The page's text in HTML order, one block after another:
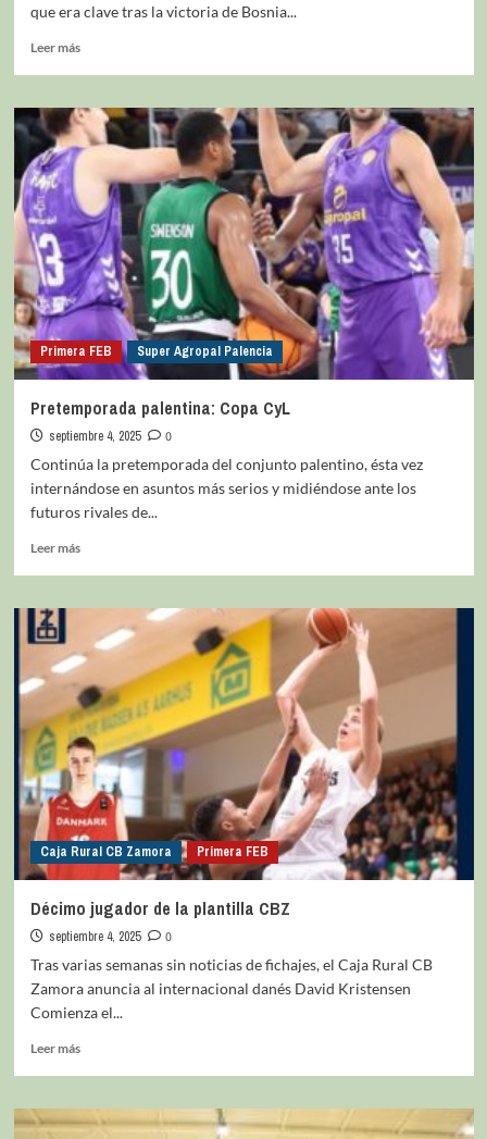
que era clave tras la victoria de Bosnia...
Leer más
Primera FEB Super Agropal Palencia
Pretemporada palentina: Copa CyL
septiembre 4, 2025
0
Continúa la pretemporada del conjunto palentino, ésta vez
internándose en asuntos más serios y midiéndose ante los
futuros rivales de...
Leer más
Caja Rural CB Zamora Primera FEB
Décimo jugador de la plantilla CBZ
septiembre 4, 2025
0
Tras varias semanas sin noticias de fichajes, el Caja Rural CB
Zamora anuncia al internacional danés David Kristensen
Comienza el...
Leer más